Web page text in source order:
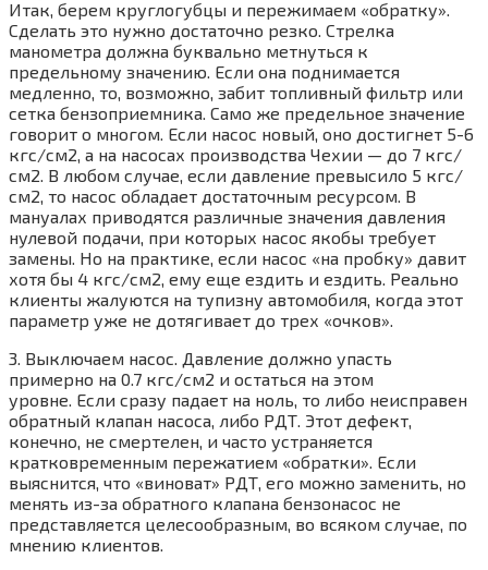
Итак, берем круглогубцы и пережимаем «обратку».
Сделать это нужно достаточно резко. Стрелка
манометра должна буквально метнуться к
предельному значению. Если она поднимается
медленно, то, возможно, забит топливный фильтр или
сетка бензоприемника. Само же предельное значение
говорит о многом. Если насос новый, оно достигнет 5-6
кгс/см2, а на насосах производства Чехии — до 7 кгс/
см2. В любом случае, если давление превысило 5 кгс/
см2, то насос обладает достаточным ресурсом. В
мануалах приводятся различные значения давления
нулевой подачи, при которых насос якобы требует
замены. Но на практике, если насос «на пробку» давит
хотя бы 4 кгс/см2, ему еще ездить и ездить. Реально
клиенты жалуются на тупизну автомобиля, когда этот
параметр уже не дотягивает до трех «очков».
3. Выключаем насос. Давление должно упасть
примерно на 0.7 кгс/см2 и остаться на этом
уровне. Если сразу падает на ноль, то либо неисправен
обратный клапан насоса, либо РДТ. Этот дефект,
конечно, не смертелен, и часто устраняется
кратковременным пережатием «обратки». Если
выяснится, что «виноват» РДТ, его можно заменить, но
менять из-за обратного клапана бензонасос не
представляется целесообразным, во всяком случае, по
мнению клиентов.